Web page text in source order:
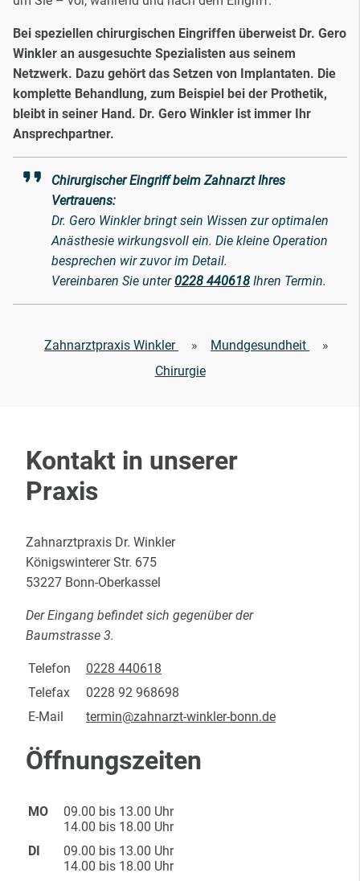
Bei speziellen chirurgischen Eingriffen überweist Dr. Gero
Winkler an ausgesuchte Spezialisten aus seinem
Netzwerk. Dazu gehört das Setzen von Implantaten. Die
komplette Behandlung, zum Beispiel bei der Prothetik,
bleibt in seiner Hand. Dr. Gero Winkler ist immer Ihr
Ansprechpartner.
Chirurgischer Eingriff beim Zahnarzt Ihres
Vertrauens:
Dr. Gero Winkler bringt sein Wissen zur optimalen
Anästhesie wirkungsvoll ein. Die kleine Operation
besprechen wir zuvor im Detail.
Vereinbaren Sie unter0228 440618 Ihren Termin.
Zahnarztpraxis Winkler » Mundgesundheit
»
Chirurgie
Kontakt in unserer
Praxis
Zahnarztpraxis Dr. Winkler
Königswinterer Str. 675
53227 Bonn-Oberkassel
Der Eingang befindet sich gegenüber der
Baumstrasse 3.
Telefon
0228 440618
Telefax
0228 92 968698
E-Mail
termin@zahnarzt-winkler-bonn.de
Öffnungszeiten
MO
09.00 bis 13.00 Uhr
14.00 bis 18.00 Uhr
DI
09.00 bis 13.00 Uhr
14.00 bis 18.00 Uhr